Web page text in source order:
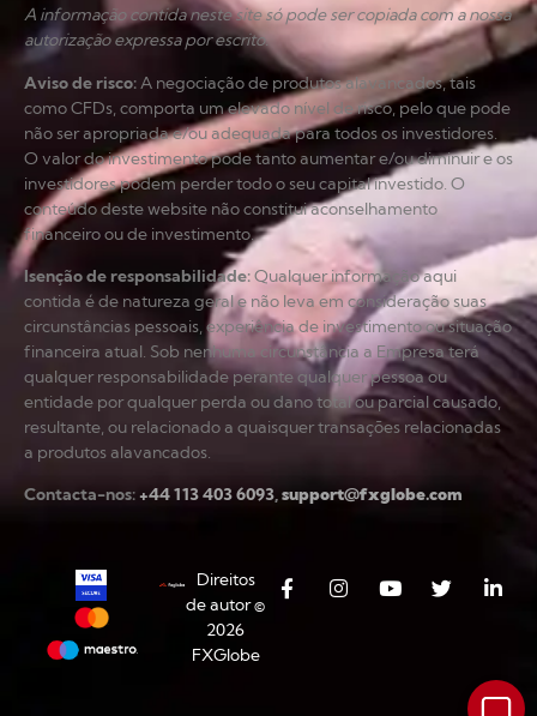
A informação contida neste site só pode ser copiada com a nossa
autorização expressa por escrito.
Aviso de risco:A negociação de produtos alavancados, tais
como CFDs, comporta um elevado nível de risco, pelo que pode
não ser apropriada e/ou adequada para todos os investidores.
O valor do investimento pode tanto aumentar e/ou diminuir e os
investidores podem perder todo o seu capital investido. O
conteúdo deste website não constitui aconselhamento
financeiro ou de investimento.
Isenção de responsabilidade:Qualquer informação aqui
contida é de natureza geral e não leva em consideração suas
circunstâncias pessoais, experiência de investimento ou situação
financeira atual. Sob nenhuma circunstância a Empresa terá
qualquer responsabilidade perante qualquer pessoa ou
entidade por qualquer perda ou dano total ou parcial causado,
resultante, ou relacionado a quaisquer transações relacionadas
a produtos alavancados.
Contacta-nos:+44 113 403 6093,support@fxglobe.com
Direitos
de autor ©
2026
FXGlobe